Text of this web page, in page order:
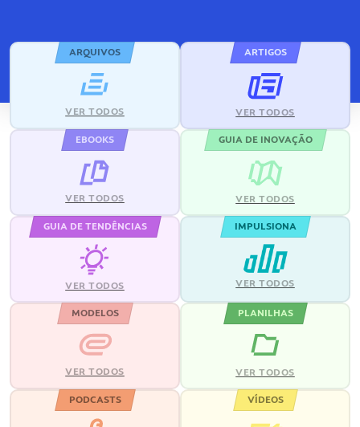
ARQUIVOS
VER TODOS
ARTIGOS
VER TODOS
EBOOKS
VER TODOS
GUIA DE INOVAÇÃO
VER TODOS
GUIA DE TENDÊNCIAS
VER TODOS
IMPULSIONA
VER TODOS
MODELOS
VER TODOS
PLANILHAS
VER TODOS
PODCASTS VÍDEOS